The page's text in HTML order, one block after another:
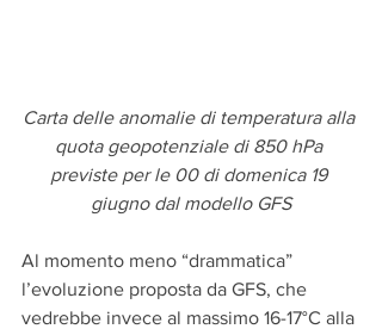
Carta delle anomalie di temperatura alla
quota geopotenziale di 850 hPa
previste per le 00 di domenica 19
giugno dal modello GFS
Al momento meno “drammatica”
l’evoluzione proposta da GFS, che
vedrebbe invece al massimo 16-17°C alla